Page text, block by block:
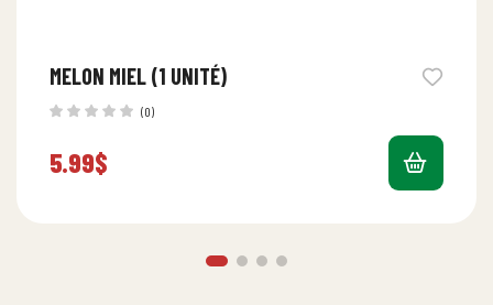
MELON MIEL (1 UNITÉ)
(0)
5.99$